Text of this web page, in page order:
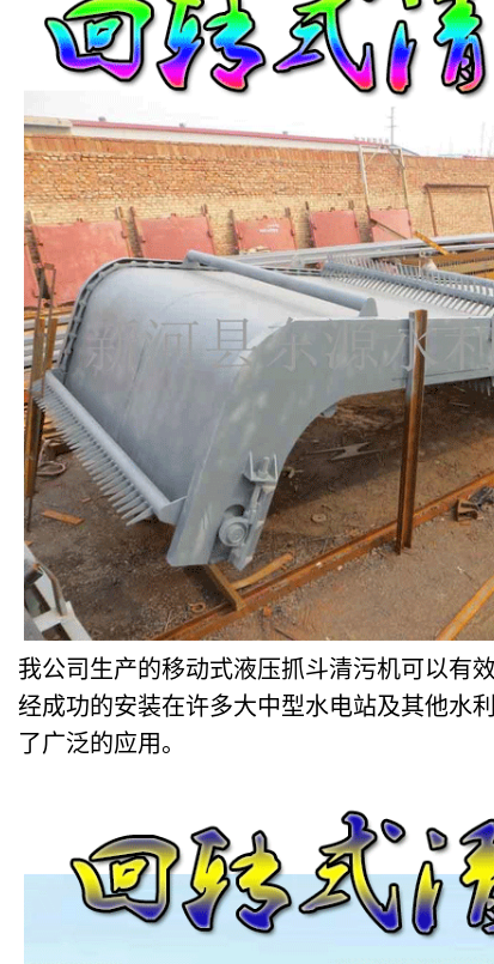
我公司生产的移动式液压抓斗清污机可以有
经成功的安装在许多大中型水电站及其他水
了广泛的应用。